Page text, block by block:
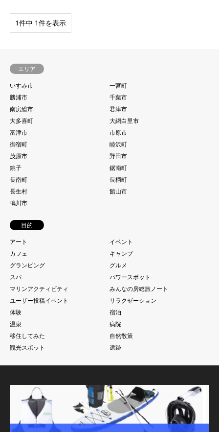
1件中 1件を表示
エリア
いすみ市
一宮町
勝浦市
千葉市
南房総市
君津市
大多喜町
大網白里市
富津市
市原市
御宿町
睦沢町
茂原市
野田市
銚子
鋸南町
長南町
長柄町
長生村
館山市
鴨川市
目的
アート
イベント
カフェ
キャンプ
グランピング
グルメ
スパ
パワースポット
マリンアクティビティ
みんなの房総旅ノート
ユーザー投稿イベント
リラクゼーション
体験
宿泊
温泉
病院
移住してみた
自然散策
観光スポット
遺跡